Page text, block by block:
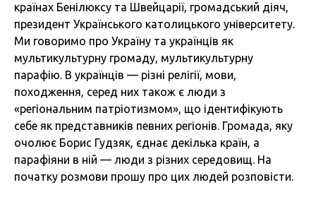
країнах Бенілюксу та Швейцарії, громадський діяч,
президент Українського католицького університету.
Ми говоримо про Україну та українців як
мультикультурну громаду, мультикультурну
парафію. В українців — різні релігії, мови,
походження, серед них також є люди з
«регіональним патріотизмом», що ідентифікують
себе як представників певних регіонів. Громада, яку
очолює Борис Гудзяк, єднає декілька країн, а
парафіяни в ній — люди з різних середовищ. На
початку розмови прошу про цих людей розповісти.